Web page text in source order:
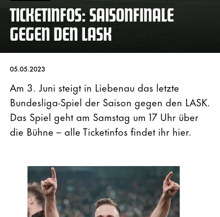
TICKETINFOS: SAISONFINALE
GEGEN DEN LASK
05.05.2023
Am 3. Juni steigt in Liebenau das letzte
Bundesliga-Spiel der Saison gegen den LASK.
Das Spiel geht am Samstag um 17 Uhr über
die Bühne – alle Ticketinfos findet ihr hier.